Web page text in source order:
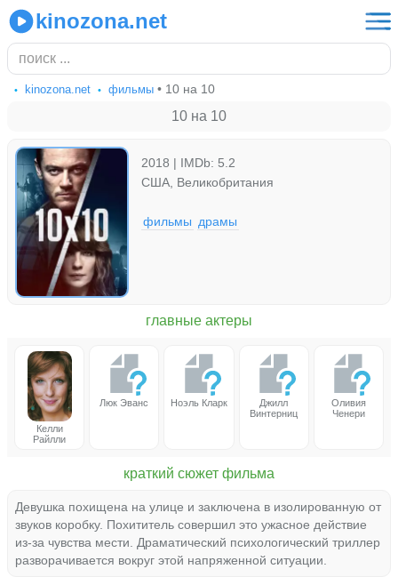
kinozona.net
kinozona.net фильмы • 10 на 10
10 на 10
2018 | IMDb: 5.2
США, Великобритания
фильмы драмы
главные актеры
Келли
Райлли
Люк Эванс Ноэль Кларк
Джилл
Винтерниц
Оливия
Ченери
краткий сюжет фильма
Девушка похищена на улице и заключена в изолированную от
звуков коробку. Похититель совершил это ужасное действие
из-за чувства мести. Драматический психологический триллер
разворачивается вокруг этой напряженной ситуации.